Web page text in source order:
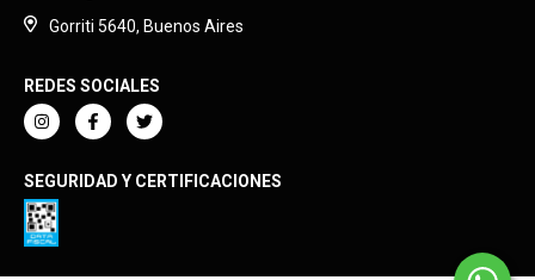
Gorriti 5640, Buenos Aires
REDES SOCIALES
SEGURIDAD Y CERTIFICACIONES